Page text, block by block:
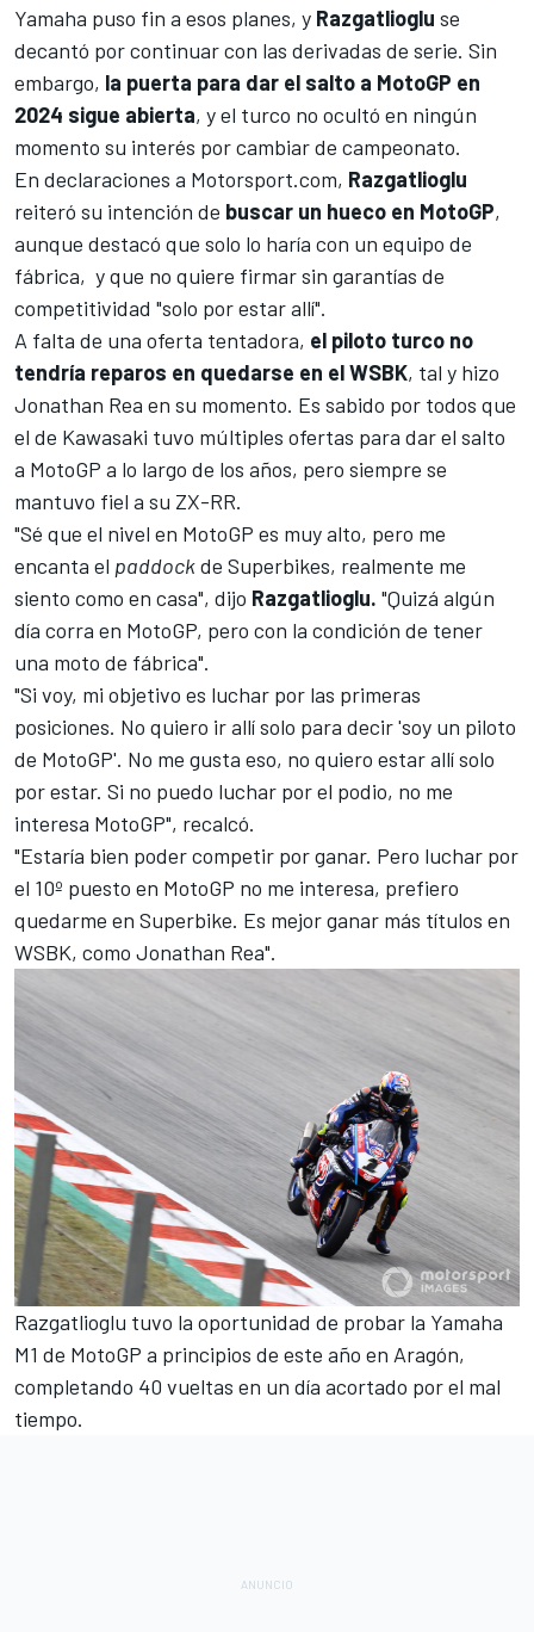
Yamaha puso fin a esos planes, y Razgatlioglu se
decantó por continuar con las derivadas de serie. Sin
embargo, la puerta para dar el salto a MotoGP en
2024 sigue abierta, y el turco no ocultó en ningún
momento su interés por cambiar de campeonato.
En declaraciones a Motorsport.com, Razgatlioglu
reiteró su intención de buscar un hueco en MotoGP,
aunque destacó que solo lo haría con un equipo de
fábrica, y que no quiere firmar sin garantías de
competitividad "solo por estar allí".
A falta de una oferta tentadora, el piloto turco no
tendría reparos en quedarse en el WSBK, tal y hizo
Jonathan Rea en su momento. Es sabido por todos que
el de Kawasaki tuvo múltiples ofertas para dar el salto
a MotoGP a lo largo de los años, pero siempre se
mantuvo fiel a su ZX-RR.
"Sé que el nivel en MotoGP es muy alto, pero me
encanta el paddockde Superbikes, realmente me
siento como en casa", dijo Razgatlioglu. "Quizá algún
día corra en MotoGP, pero con la condición de tener
una moto de fábrica".
"Si voy, mi objetivo es luchar por las primeras
posiciones. No quiero ir allí solo para decir 'soy un piloto
de MotoGP'. No me gusta eso, no quiero estar allí solo
por estar. Si no puedo luchar por el podio, no me
interesa MotoGP", recalcó.
"Estaría bien poder competir por ganar. Pero luchar por
el 10º puesto en MotoGP no me interesa, prefiero
quedarme en Superbike. Es mejor ganar más títulos en
WSBK, como Jonathan Rea".
Razgatlioglu tuvo la oportunidad de probar la Yamaha
M1 de MotoGP a principios de este año en Aragón,
completando 40 vueltas en un día acortado por el mal
tiempo.